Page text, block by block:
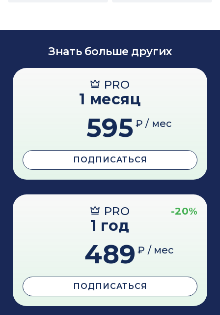
Знать больше других
PRO
1 месяц
595 ₽ / мес
ПОДПИСАТЬСЯ
PRO -20%
1 год
489 ₽ / мес
ПОДПИСАТЬСЯ